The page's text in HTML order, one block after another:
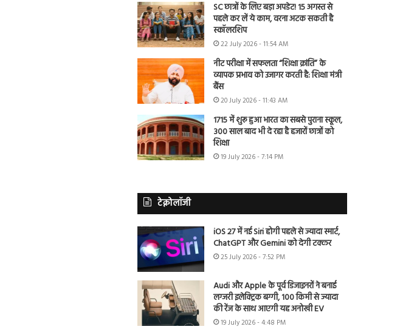
SC छात्रों के लिए बड़ा अपडेट! 15 अगस्त से
पहले कर लें ये काम, वरना अटक सकती है
स्कॉलरशिप
22 July 2026 - 11:54 AM
नीट परीक्षा में सफलता “शिक्षा क्रांति” के
व्यापक प्रभाव को उजागर करती है: शिक्षा मंत्री
बैंस
20 July 2026 - 11:43 AM
1715 में शुरू हुआ भारत का सबसे पुराना स्कूल,
300 साल बाद भी दे रहा है हजारों छात्रों को
शिक्षा
19 July 2026 - 7:14 PM
टेक्नोलॉजी
iOS 27 में नई Siri होगी पहले से ज्यादा स्मार्ट,
ChatGPT और Gemini को देगी टक्कर
25 July 2026 - 7:52 PM
Audi और Apple के पूर्व डिजाइनरों ने बनाई
लग्जरी इलेक्ट्रिक बग्गी, 100 किमी से ज्यादा
की रेंज के साथ आएगी यह अनोखी EV
19 July 2026 - 4:48 PM